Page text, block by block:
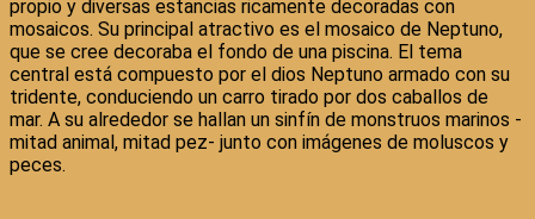
propio y diversas estancias ricamente decoradas con
mosaicos. Su principal atractivo es el mosaico de Neptuno,
que se cree decoraba el fondo de una piscina. El tema
central está compuesto por el dios Neptuno armado con su
tridente, conduciendo un carro tirado por dos caballos de
mar. A su alrededor se hallan un sinfín de monstruos marinos -
mitad animal, mitad pez- junto con imágenes de moluscos y
peces.